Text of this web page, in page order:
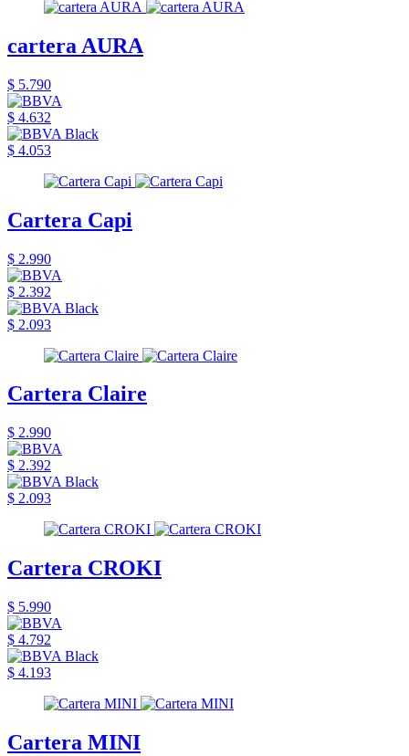
cartera AURA
$ 5.790
$ 4.632
$ 4.053
Cartera Capi
$ 2.990
$ 2.392
$ 2.093
Cartera Claire
$ 2.990
$ 2.392
$ 2.093
Cartera CROKI
$ 5.990
$ 4.792
$ 4.193
Cartera MINI